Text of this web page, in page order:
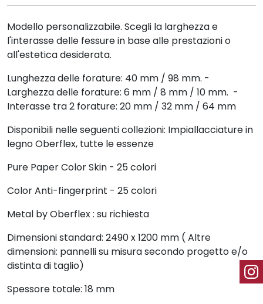
Modello personalizzabile. Scegli la larghezza e
l'interasse delle fessure in base alle prestazioni o
all'estetica desiderata.
Lunghezza delle forature: 40 mm / 98 mm. -
Larghezza delle forature: 6 mm / 8 mm / 10 mm. -
Interasse tra 2 forature: 20 mm / 32 mm / 64 mm
Disponibili nelle seguenti collezioni: Impiallacciature in
legno Oberflex, tutte le essenze
Pure Paper Color Skin - 25 colori
Color Anti-fingerprint - 25 colori
Metal by Oberflex : su richiesta
Dimensioni standard: 2490 x 1200 mm ( Altre
dimensioni: pannelli su misura secondo progetto e/o
distinta di taglio)
Spessore totale: 18 mm